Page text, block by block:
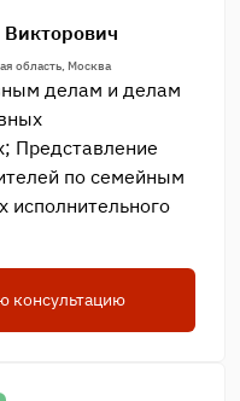
область, Москва
делам и делам
Представление
по семейным
исполнительного
консультацию